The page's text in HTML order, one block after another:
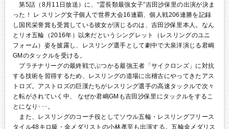
第5話（8月11日放送）に、“霊長類最強女子”吉田沙保里の出演が決ま
った！ レ スリング女子個人で世界大会16連覇、個人戦206連勝を記録
し国民栄誉賞も受賞している彼女が演じるのは、吉田沙保里本人。なん
とリオ五輪（2016年）以来だというシングレット（レスリングのユニ
フォーム）姿を披露し、レスリング選手として劇中で大泉洋演じる君嶋
GMのタックルを受ける。
プラチナリーグの最終戦でぶつかる最強王者「サイクロンズ」に対抗
する技術を習得するため、レスリングの道場に出稽古にやってきたアス
トロズ。アストロズの巨漢たちがレスリング選手の高速タックルで次々
と転がされていく中、 なぜか君嶋GMも吉田沙保里にタックルをするこ
とになり･･･。
また、レスリングのコーチ役としてソウル五輪・レスリングフリース
タイル48キロ級・金メダリストの小林孝至も出演する。五輪金メダリス